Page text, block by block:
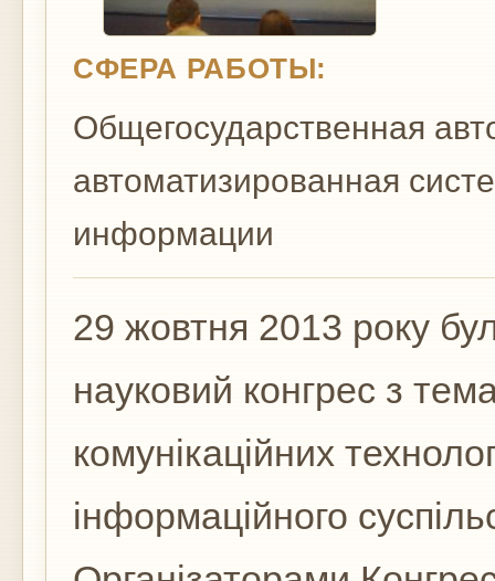
СФЕРА РАБОТЫ:
Общегосударственная
автоматизированная
информации
29 жовтня 2013 року
науковий конгрес з
комунікаційних
інформаційного